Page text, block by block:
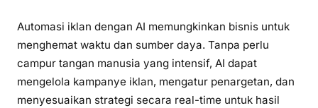
Automasi iklan dengan AI memungkinkan bisnis untuk
menghemat waktu dan sumber daya. Tanpa perlu
campur tangan manusia yang intensif, AI dapat
mengelola kampanye iklan, mengatur penargetan, dan
menyesuaikan strategi secara real-time untuk hasil